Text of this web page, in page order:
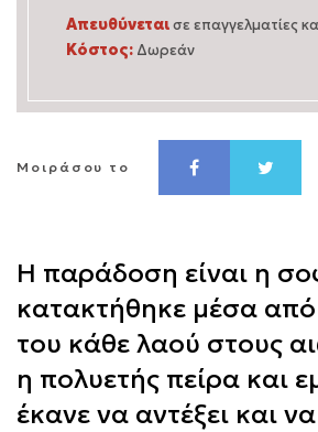
Απευθύνεταισε επαγγελματίες
Κόστος: Δωρεάν
Μοιράσου το
H παράδοση είναι η
κατακτήθηκε μέσα
του κάθε λαού στους
η πολυετής πείρα και
έκανε να αντέξει και